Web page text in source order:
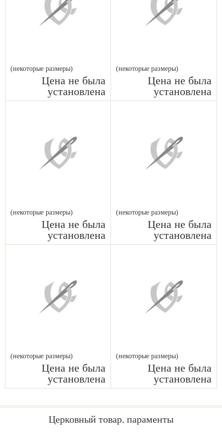
(некоторые размеры)
Цена не была
установлена
(некоторые размеры)
Цена не была
установлена
(некоторые размеры)
Цена не была
установлена
(некоторые размеры)
Цена не была
установлена
(некоторые размеры)
Цена не была
установлена
(некоторые размеры)
Цена не была
установлена
Церковный товар, параменты